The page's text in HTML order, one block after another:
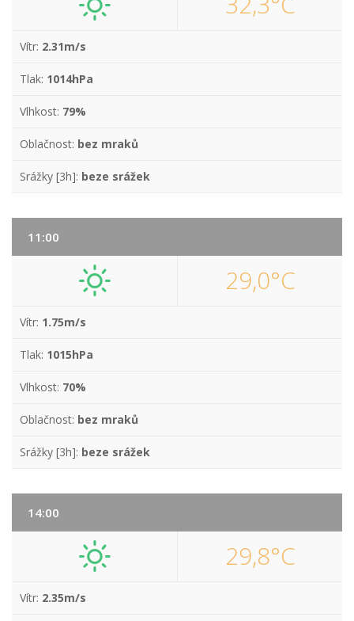
Vítr: 2.31m/s
Tlak: 1014hPa
Vlhkost: 79%
Oblačnost: bez mraků
Srážky [3h]: beze srážek
11:00
29,0°C
Vítr: 1.75m/s
Tlak: 1015hPa
Vlhkost: 70%
Oblačnost: bez mraků
Srážky [3h]: beze srážek
14:00
29,8°C
Vítr: 2.35m/s